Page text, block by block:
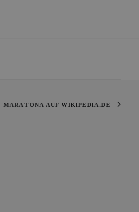
MARATONA AUF WIKIPEDIA.DE